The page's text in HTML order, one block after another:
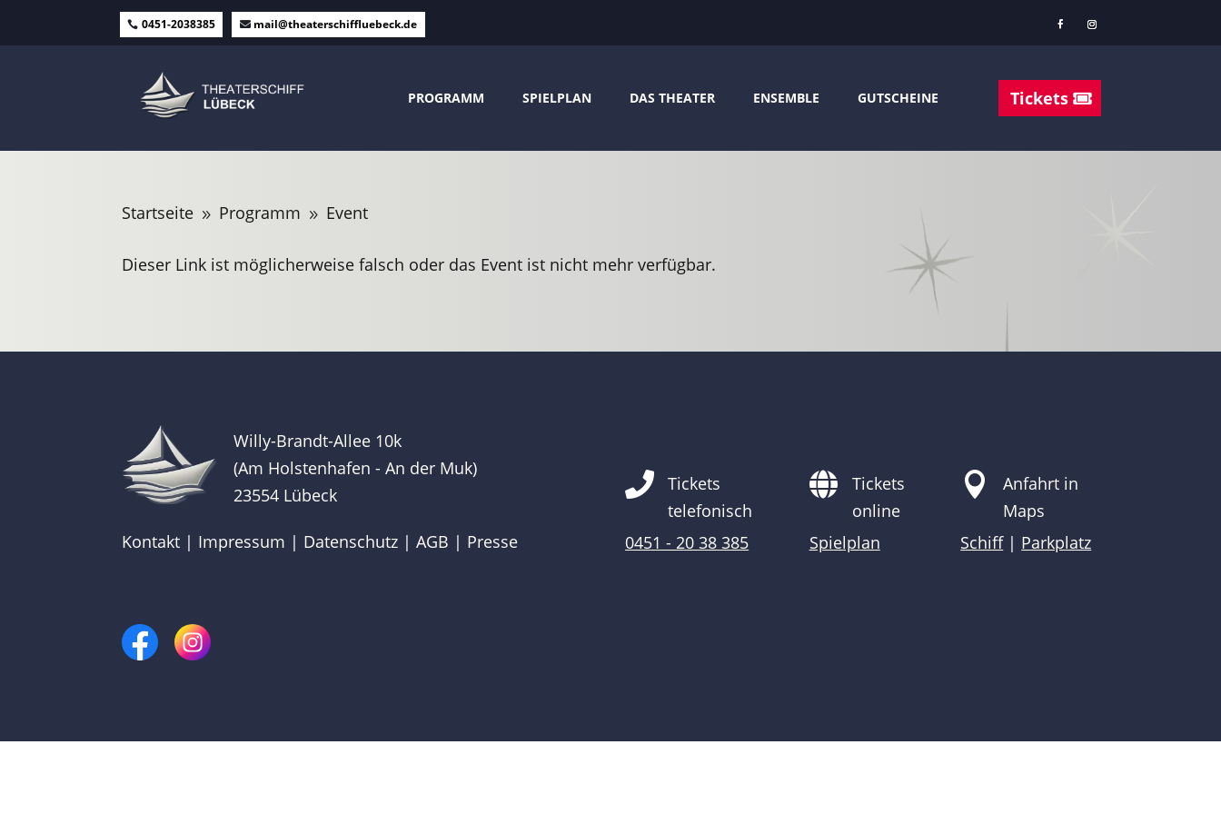
0451-2038385 mail@theaterschiffluebeck.de
PROGRAMM SPIELPLAN DAS THEATER ENSEMBLE GUTSCHEINE Tickets
Startseite 9 Programm 9 Event
Dieser Link ist möglicherweise falsch oder das Event ist nicht mehr verfügbar.
Willy-Brandt-Allee 10k
(Am Holstenhafen - An der Muk)
23554 Lübeck
Kontakt | Impressum | Datenschutz |AGB | Presse

Tickets
telefonisch
0451 - 20 38 385

Tickets
online
Spielplan

Anfahrt in
Maps
Schiff| Parkplatz